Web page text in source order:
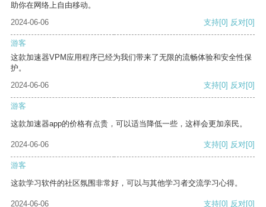
助你在网络上自由移动。
2024-06-06
支持[0] 反对[0]
游客
这款加速器VPM应用程序已经为我们带来了无限的流畅体验和安全性保
护。
2024-06-06
支持[0] 反对[0]
游客
这款加速器app的价格有点贵，可以适当降低一些，这样会更加亲民。
2024-06-06 支持[0] 反对[0]
游客
这款学习软件的社区氛围非常好，可以与其他学习者交流学习心得。
2024-06-06 支持[0] 反对[0]